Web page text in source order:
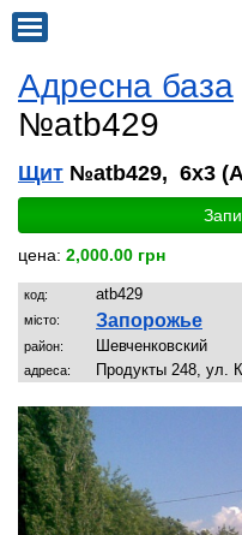
Адресна база
№atb429
Щит №atb429, 6x3
цена: 2,000.00 грн
код: atb429
місто: Запорожье
район: Шевченковский
адреса: Продукты 248, ул.